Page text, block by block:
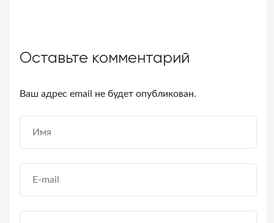
Оставьте комментарий
Ваш адрес email не будет опубликован.